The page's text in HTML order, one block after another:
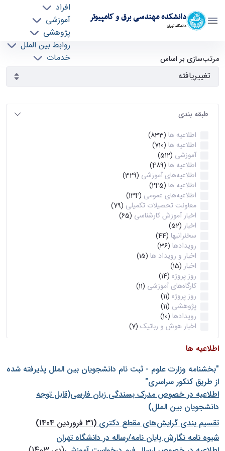
دانشکده مهندسی برق و کامپیوتر
دانشگاه تهران
افراد
آموزشی
پژوهشی
روابط بین الملل
خدمات
آرشیو اطلاعیه ها - ece- دانشکده مهندسی برق و
کامپیوتر
مرتب‌سازی بر اساس
طبقه بندی
اطلاعیه ها (833)
اطلاعیه ها (710)
آموزشی (512)
اطلاعیه ها (489)
اطلاعیه‌های‌ آموزشی (329)
اطلاعیه ها (245)
اطلاعیه‌های عمومی (134)
معاونت تحصیلات تکمیلی (79)
اخبار آموزش کارشناسی (65)
اخبار (52)
سخنرانیها (44)
رویدادها (36)
اخبار و رویداد ها (15)
اخبار (15)
روز پروژه (14)
کارگاه‌های آموزشی (11)
روز پروژه (11)
پژوهشی (11)
رویدادها (10)
اخبار هوش و رباتیک (7)
اطلاعیه ها
"بخشنامه وزارت علوم - ثبت نام دانشجويان بين الملل پذيرفته شده
از طريق كنكور سراسری"
اطلاعیه در خصوص مدرک بسندگی زبان فارسی(قابل توجه
دانشجویان بین الملل)
تقسیم بندی گرایش‌های مقطع دکتری(31 فروردین 1404)
شيوه نامه نگارش پايان نامه/رساله در دانشگاه تهران